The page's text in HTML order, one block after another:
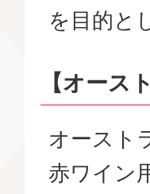
を目的と
【オース
オースト
赤ワイン